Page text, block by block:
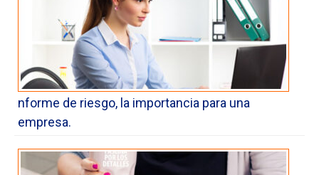
nforme de riesgo, la importancia para una
empresa.